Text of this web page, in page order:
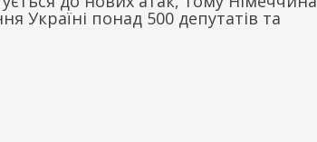
Україні понад 500 депутатів та